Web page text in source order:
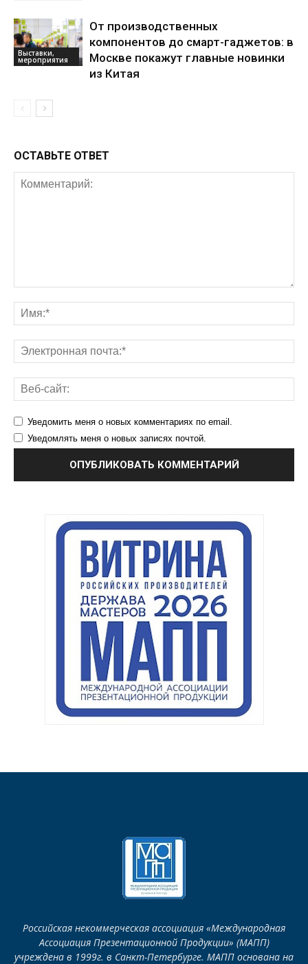
Выставки,
мероприятия
От производственных
компонентов до смарт-гаджетов: в
Москве покажут главные новинки
из Китая
ОСТАВЬТЕ ОТВЕТ
Уведомить меня о новых комментариях по email.
Уведомлять меня о новых записях почтой.
Российская некоммерческая ассоциация «Международная
Ассоциация Презентационной Продукции» (МАПП)
учреждена в 1999г. в Санкт-Петербурге. МАПП основана на